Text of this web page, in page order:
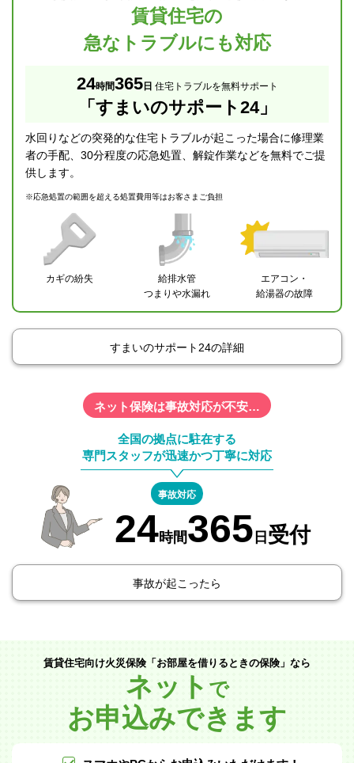
賃貸住宅の
急なトラブルにも対応
24時間365日 住宅トラブルを無料サポート
「すまいのサポート24」
水回りなどの突発的な住宅トラブルが起こった場合に修理業
者の手配、30分程度の応急処置、解錠作業などを無料でご提
供します。
※応急処置の範囲を超える処置費用等はお客さまご負担
カギの紛失
給排水管
つまりや水漏れ
エアコン・
給湯器の故障
すまいのサポート24の詳細
ネット保険は事故対応が不安…
全国の拠点に駐在する
専門スタッフが迅速かつ丁寧に対応
事故対応
24時間365 日 受付
事故が起こったら
賃貸住宅向け火災保険「お部屋を借りるときの保険」なら
ネット で
お申込みできます